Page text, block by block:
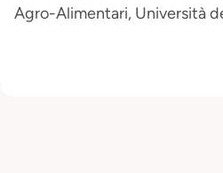
Agro-Alimentari, Università